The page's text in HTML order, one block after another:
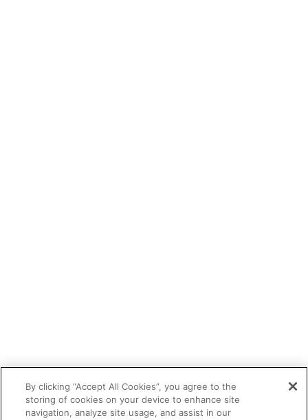
By clicking “Accept All Cookies”, you agree to the
storing of cookies on your device to enhance site
navigation, analyze site usage, and assist in our